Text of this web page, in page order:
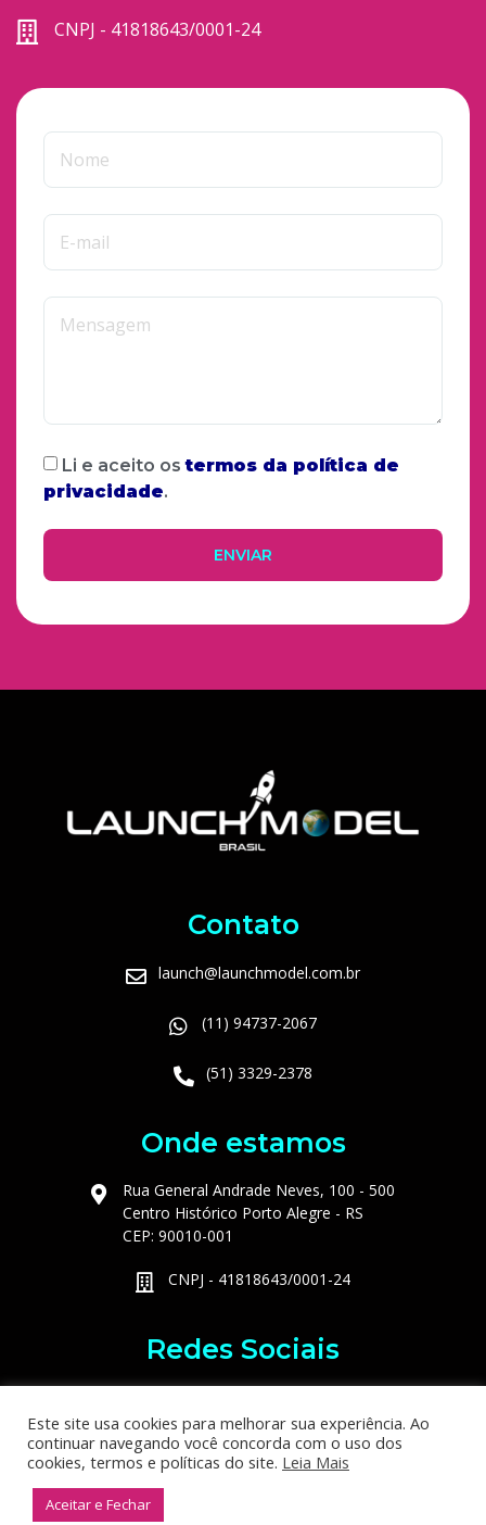
CNPJ - 41818643/0001-24
Li e aceito ostermos da política de
privacidade.
ENVIAR
Contato
launch@launchmodel.com.br
(11) 94737-2067
(51) 3329-2378
Onde estamos
Rua General Andrade Neves, 100 - 500
Centro Histórico Porto Alegre - RS
CEP: 90010-001
CNPJ - 41818643/0001-24
Redes Sociais
Launch Model Brasil © 2023 | Todos os direitos reservados
Este site usa cookies para melhorar sua experiência. Ao
continuar navegando você concorda com o uso dos
cookies, termos e políticas do site. Leia Mais
Aceitar e Fechar